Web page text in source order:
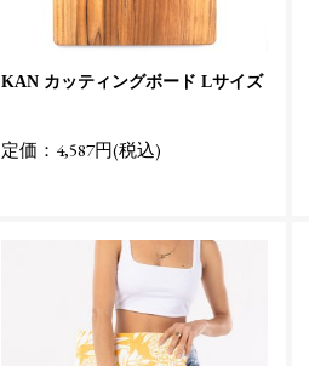
KAN カッティングボード Lサイズ
定価：4,587円(税込)